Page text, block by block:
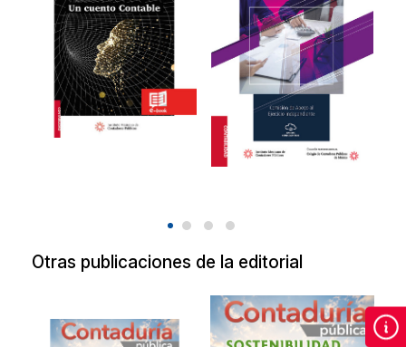
Un cuento
contable
Un cuento contable
2021
$349.00
El ABC para
administar una
empresa-IMCP
20231011
$498.00
Otras publicaciones de la editorial